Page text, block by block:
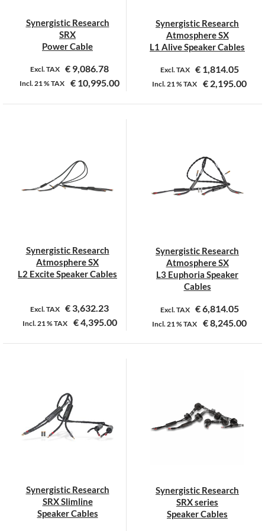
Synergistic Research
SRX
Power Cable
Excl. TAX € 9,086.78
Incl.21 %TAX € 10,995.00
Dit
variaties.
Deze
optie
de
productpagina
Synergistic Research
Atmosphere SX
L1 Alive Speaker Cables
Excl. TAX €1,814.05
Incl.21 %TAX € 2,195.00
Dit
variaties.
Deze
optie
de
productpagina
Synergistic Research
Atmosphere SX
L2 Excite Speaker Cables
Excl. TAX € 3,632.23
Incl.21 %TAX €4,395.00
Dit
variaties.
Deze
optie
kan
de
productpagina
Synergistic Research
Atmosphere SX
L3 Euphoria Speaker
Cables
Excl. TAX €6,814.05
Incl.21 %TAX €8,245.00
Dit
variaties.
Deze
optie
de
productpagina
Synergistic Research
SRX Slimline
Speaker Cables
Synergistic Research
SRX series
Speaker Cables